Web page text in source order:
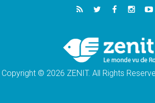
05.08.2026
Le nonce en Ukraine: «Il est
Léon XIV au Pérou, une lueur
un peuple en quête de paix
Copyright © 2026 ZENIT. All Rights